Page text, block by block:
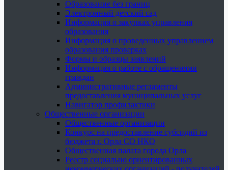
Образование без границ
Электронный детский сад
Информация о закупках управления
образования
Информация о проведенных управлением
образования проверках
Формы и образцы заявлений
Информация о работе с обращениями
граждан
Административные регламенты
предоставления муниципальных услуг
Навигатор профилактики
Общественные организации
Общественные организации
Конкурс на предоставление субсидий из
бюджета г. Орла СО НКО
Общественная палата города Орла
Реестр социально ориентированных